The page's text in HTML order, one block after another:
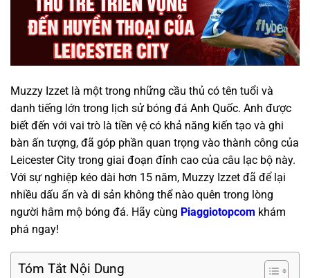
Muzzy Izzet là một trong những cầu thủ có tên tuổi và
danh tiếng lớn trong lịch sử bóng đá Anh Quốc. Anh được
biết đến với vai trò là tiền vệ có khả năng kiến tạo và ghi
bàn ấn tượng, đã góp phần quan trọng vào thành công của
Leicester City trong giai đoạn đỉnh cao của câu lạc bộ này.
Với sự nghiệp kéo dài hơn 15 năm, Muzzy Izzet đã để lại
nhiều dấu ấn và di sản không thể nào quên trong lòng
người hâm mộ bóng đá. Hãy cùng Piaggiotopcom khám
phá ngay!
Tóm Tắt Nội Dung